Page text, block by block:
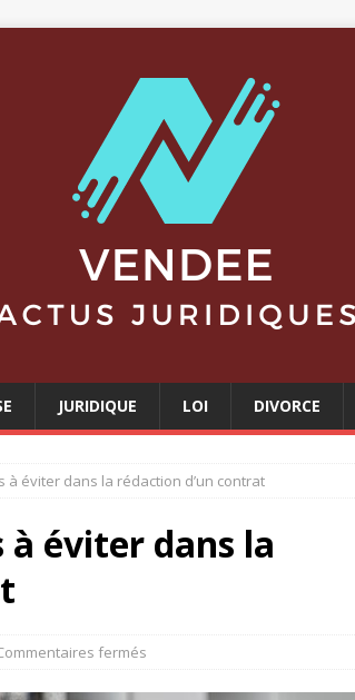
JURIDIQUE LOI DIVORCE
à éviter dans la rédaction d’un contrat
éviter dans la
fermés